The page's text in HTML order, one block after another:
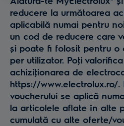
reducere la următoarea
aplicabilă numai pentru
un cod de reducere care
și poate fi folosit pentru o
per utilizator. Poţi
achiziţionarea de
https://www.electrolux.ro/.
voucherului se aplică
la articolele aflate în alte
cumulată cu alte oferte/